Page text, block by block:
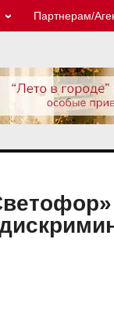
Партнерам/